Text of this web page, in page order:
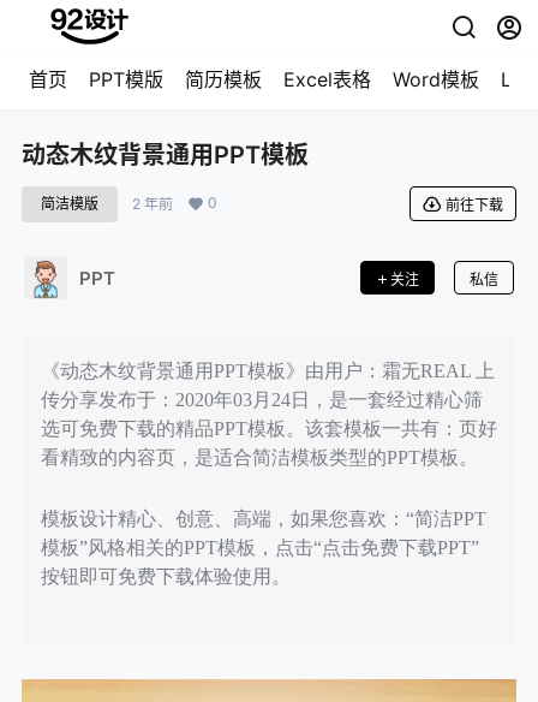
首页 PPT模版 简历模板 Excel表格 Word模板
动态木纹背景通用PPT模板
简洁模版 2 年前 0 前往下载
PPT 关注 私信
《动态木纹背景通用PPT模板》由用户：霜无REAL 上
传分享发布于：2020年03月24日，是一套经过精心筛
选可免费下载的精品PPT模板。该套模板一共有：页好
看精致的内容页，是适合简洁模板类型的PPT模板。
模板设计精心、创意、高端，如果您喜欢：“简洁PPT
模板”风格相关的PPT模板，点击“点击免费下载PPT”
按钮即可免费下载体验使用。